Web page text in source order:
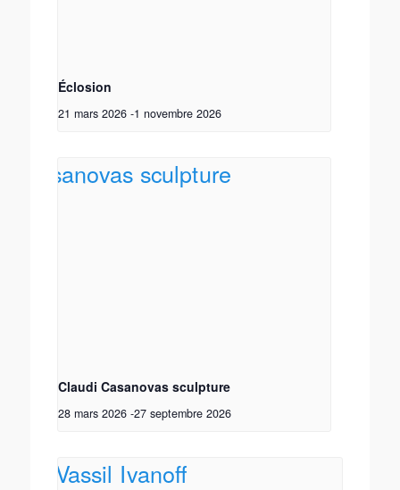
Éclosion
21 mars 2026 -1 novembre 2026
Claudi Casanovas sculpture
28 mars 2026 -27 septembre 2026